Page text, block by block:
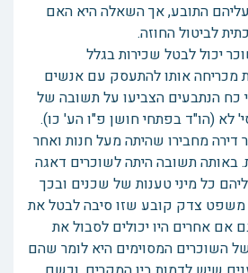
התובע, אך השאלה היא האם
לביטול החוזה.
יכול לבטל שכירות בגלל
מכריחה אותו להתעסק עם אנשים
כח הנתבעים הצביעו על תשובה של
(הו"ד בפתחי חושן פ"ו הע' כו).
מחבירו שהיתה מעל חנות ואחר
באותה תשובה היתה לשוכרים דאגה
כל מיני טענות של שכנים ובכך
משפט צדק קובע שזו סיבה לבטל את
אחרים היו יכולים לסבול את
השוכרים המסוימים היא לומר שהם